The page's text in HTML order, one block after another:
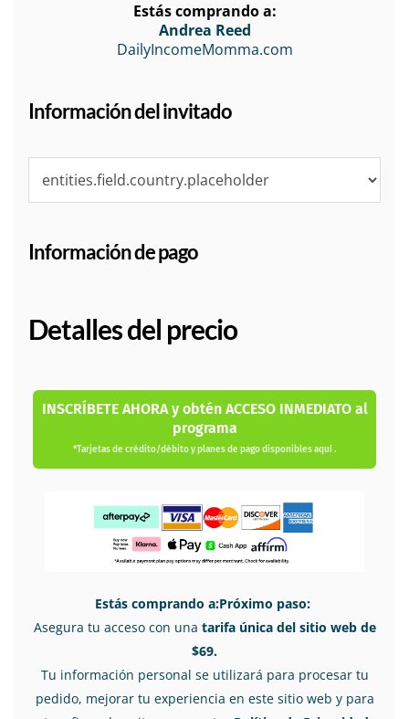
Estás comprando a:
Andrea Reed
DailyIncomeMomma.com
Información del invitado
Información de pago
Detalles del precio
INSCRÍBETE AHORA y obtén ACCESO INMEDIATO al
programa
*Tarjetas de crédito/débito y planes de pago disponibles aquí .
Estás comprando a:Próximo paso:
Asegura tu acceso con una tarifa única del sitio web de
$69.
Tu información personal se utilizará para procesar tu
pedido, mejorar tu experiencia en este sitio web y para